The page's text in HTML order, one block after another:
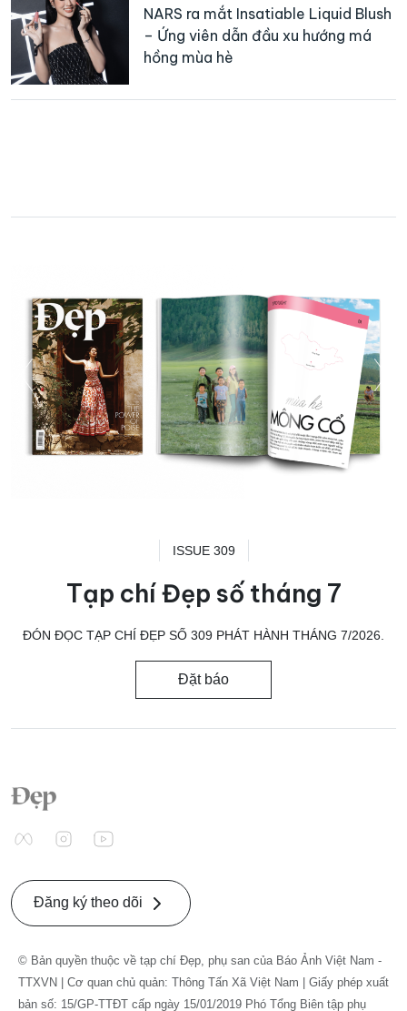
NARS ra mắt Insatiable Liquid Blush
– Ứng viên dẫn đầu xu hướng má
hồng mùa hè
ISSUE 309
Tạp chí Đẹp số tháng 7
ĐÓN ĐỌC TẠP CHÍ ĐẸP SỐ 309 PHÁT HÀNH THÁNG 7/2026.
Đặt báo
Đăng ký theo dõi
© Bản quyền thuộc về tạp chí Đẹp, phụ san của Báo Ảnh Việt Nam -
TTXVN | Cơ quan chủ quản: Thông Tấn Xã Việt Nam | Giấy phép xuất
bản số: 15/GP-TTĐT cấp ngày 15/01/2019 Phó Tổng Biên tập phụ